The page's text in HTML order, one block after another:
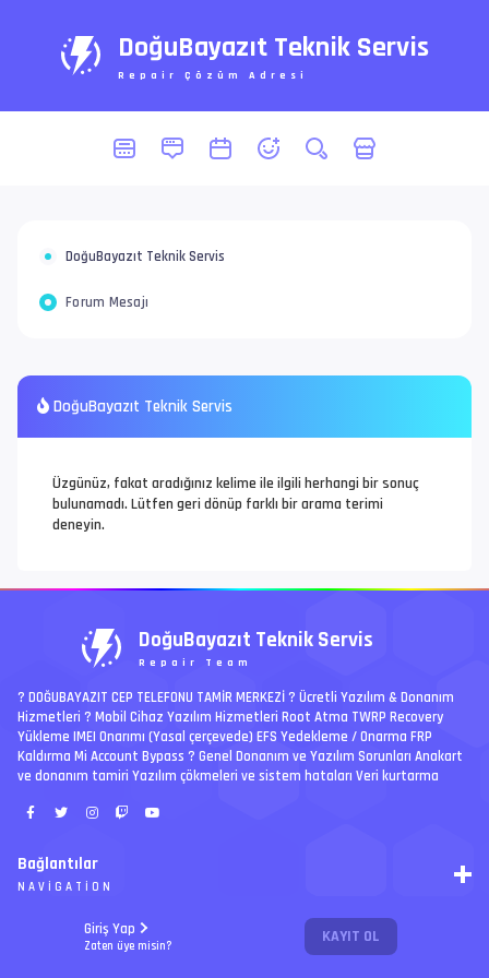
DoğuBayazıt Teknik Servis
Repair Çözüm Adresi
Giriş Yap
Zaten üye misin? KAYIT OL
DoğuBayazıt Teknik Servis
Forum Mesajı
DoğuBayazıt Teknik Servis
Üzgünüz, fakat aradığınız kelime ile ilgili herhangi bir sonuç
bulunamadı. Lütfen geri dönüp farklı bir arama terimi
deneyin.
DoğuBayazıt Teknik Servis
Repair Team
? DOĞUBAYAZIT CEP TELEFONU TAMİR MERKEZİ ?️ Ücretli Yazılım & Donanım
Hizmetleri ? Mobil Cihaz Yazılım Hizmetleri Root Atma TWRP Recovery
Yükleme IMEI Onarımı (Yasal çerçevede) EFS Yedekleme / Onarma FRP
Kaldırma Mi Account Bypass ? Genel Donanım ve Yazılım Sorunları Anakart
ve donanım tamiri Yazılım çökmeleri ve sistem hataları Veri kurtarma
Bağlantılar
NAVIGATION
Ücretli İşler | Paid Jobs